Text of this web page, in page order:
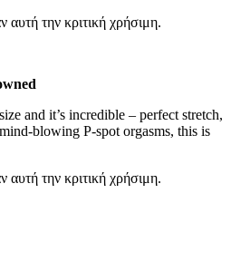
αυτή την κριτική χρήσιμη.
and it’s incredible – perfect stretch,
blowing P-spot orgasms, this is
αυτή την κριτική χρήσιμη.